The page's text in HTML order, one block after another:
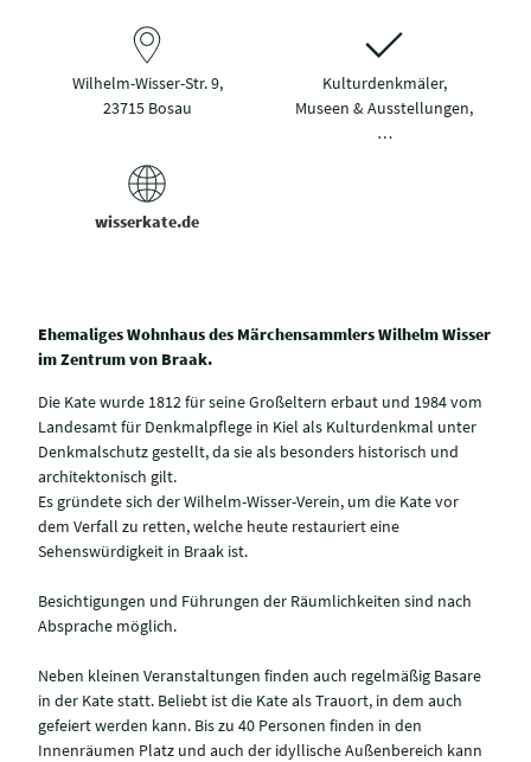
Wilhelm-Wisser-Str. 9,
23715 Bosau
Kulturdenkmäler,
Museen & Ausstellungen,
…
wisserkate.de
Ehemaliges Wohnhaus des Märchensammlers Wilhelm Wisser
im Zentrum von Braak.
Die Kate wurde 1812 für seine Großeltern erbaut und 1984 vom
Landesamt für Denkmalpflege in Kiel als Kulturdenkmal unter
Denkmalschutz gestellt, da sie als besonders historisch und
architektonisch gilt.
Es gründete sich der Wilhelm-Wisser-Verein, um die Kate vor
dem Verfall zu retten, welche heute restauriert eine
Sehenswürdigkeit in Braak ist.
Besichtigungen und Führungen der Räumlichkeiten sind nach
Absprache möglich.
Neben kleinen Veranstaltungen finden auch regelmäßig Basare
in der Kate statt. Beliebt ist die Kate als Trauort, in dem auch
gefeiert werden kann. Bis zu 40 Personen finden in den
Innenräumen Platz und auch der idyllische Außenbereich kann